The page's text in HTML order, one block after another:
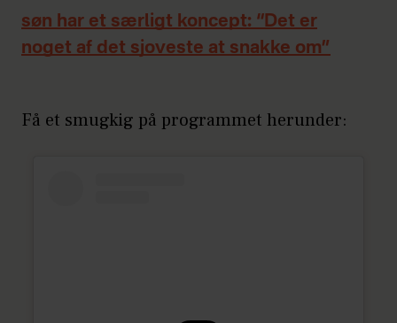
søn har et særligt koncept: “Det er
noget af det sjoveste at snakke om”
Få et smugkig på programmet herunder: